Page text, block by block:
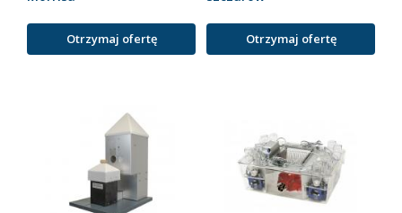
Otrzymaj ofertę Otrzymaj ofertę